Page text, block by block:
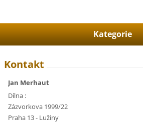
Kategorie
Kontakt
Jan Merhaut
Dílna :
Zázvorkova 1999/22
Praha 13 - Lužiny